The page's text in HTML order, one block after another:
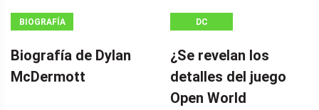
BIOGRAFÍA
Biografía de Dylan
McDermott
DC
¿Se revelan los
detalles del juego
Open World